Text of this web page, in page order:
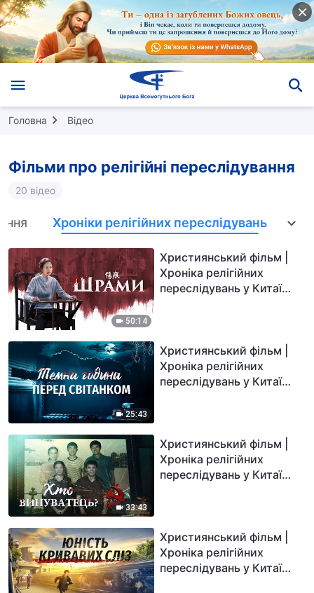
Головна Відео
Фільми про релігійні переслідування
20 відео
Хроніки релігійних переслідувань
50:14
Християнський фільм |
Хроніка релігійних
переслідувань у Китаї
25:43
Християнський фільм |
Хроніка релігійних
переслідувань у Китаї
33:43
Християнський фільм |
Хроніка релігійних
переслідувань у Китаї
Християнський фільм |
Хроніка релігійних
переслідувань у Китаї